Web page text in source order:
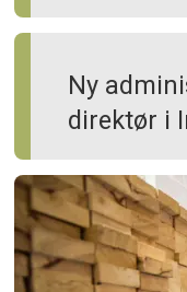
Ny
direktør i